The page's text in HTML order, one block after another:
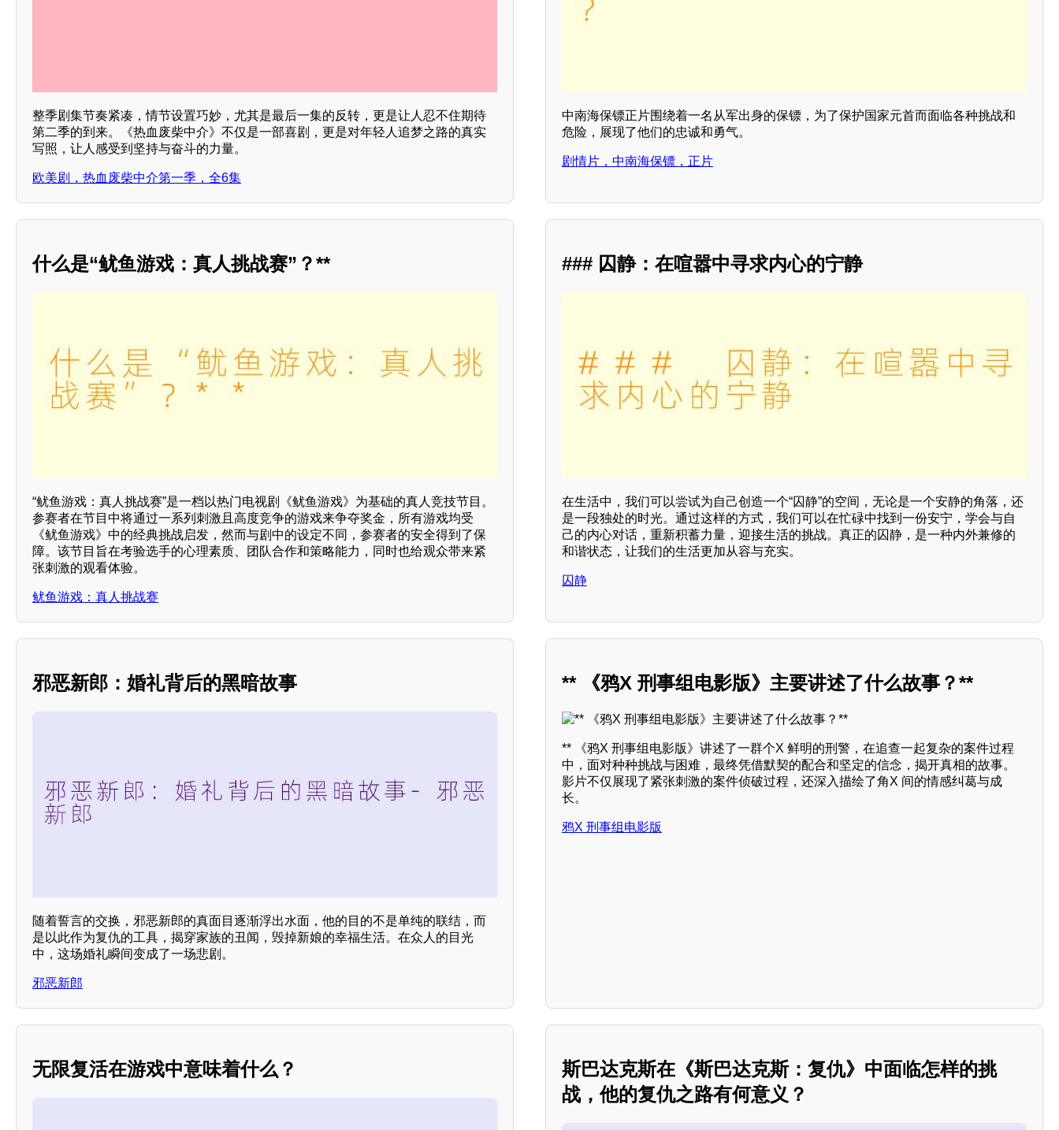
整季剧集节奏紧凑，情节设置巧妙，尤其是最后一集的反转，更是让人忍不住期待
第二季的到来。《热血废柴中介》不仅是一部喜剧，更是对年轻人追梦之路的真实
写照，让人感受到坚持与奋斗的力量。
欧美剧，热血废柴中介第一季，全6集
中南海保镖正片围绕着一名从军出身的保镖，为了保护国家元首而面临各种挑战和
危险，展现了他们的忠诚和勇气。
剧情片，中南海保镖，正片
什么是“鱿鱼游戏：真人挑战赛”？**
“鱿鱼游戏：真人挑战赛”是一档以热门电视剧《鱿鱼游戏》为基础的真人竞技节目。
参赛者在节目中将通过一系列刺激且高度竞争的游戏来争夺奖金，所有游戏均受
《鱿鱼游戏》中的经典挑战启发，然而与剧中的设定不同，参赛者的安全得到了保
障。该节目旨在考验选手的心理素质、团队合作和策略能力，同时也给观众带来紧
张刺激的观看体验。
鱿鱼游戏：真人挑战赛
### 囚静：在喧嚣中寻求内心的宁静
在生活中，我们可以尝试为自己创造一个“囚静”的空间，无论是一个安静的角落，还
是一段独处的时光。通过这样的方式，我们可以在忙碌中找到一份安宁，学会与自
己的内心对话，重新积蓄力量，迎接生活的挑战。真正的囚静，是一种内外兼修的
和谐状态，让我们的生活更加从容与充实。
囚静
邪恶新郎：婚礼背后的黑暗故事
随着誓言的交换，邪恶新郎的真面目逐渐浮出水面，他的目的不是单纯的联结，而
是以此作为复仇的工具，揭穿家族的丑闻，毁掉新娘的幸福生活。在众人的目光
中，这场婚礼瞬间变成了一场悲剧。
邪恶新郎
** 《鸦X 刑事组电影版》主要讲述了什么故事？**
** 《鸦X 刑事组电影版》讲述了一群个X 鲜明的刑警，在追查一起复杂的案件过程
中，面对种种挑战与困难，最终凭借默契的配合和坚定的信念，揭开真相的故事。
影片不仅展现了紧张刺激的案件侦破过程，还深入描绘了角X 间的情感纠葛与成
长。
鸦X 刑事组电影版
无限复活在游戏中意味着什么？
斯巴达克斯在《斯巴达克斯：复仇》中面临怎样的挑
战，他的复仇之路有何意义？